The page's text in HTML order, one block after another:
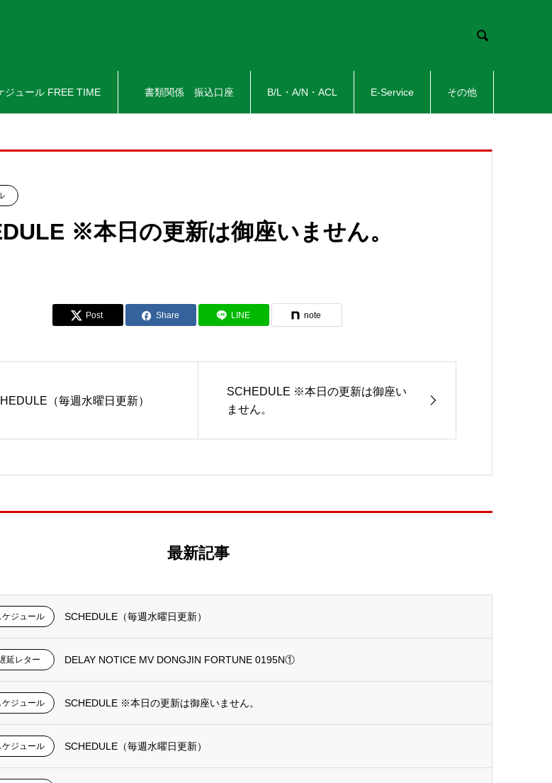

ジュール FREE TIME 書類関係 振込口座 B/L・A/N・ACL E-Service その他
※本日の更新は御座いません。
Post Share LINE note
（毎週水曜日更新）
SCHEDULE ※本日の更新は御座い
ません。
最新記事
ケジュール SCHEDULE（毎週水曜日更新）
延レター DELAY NOTICE MV DONGJIN FORTUNE 0195N①
ケジュール SCHEDULE ※本日の更新は御座いません。
ケジュール SCHEDULE（毎週水曜日更新）